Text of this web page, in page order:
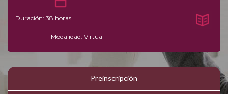
Duración: 38 horas.
Modalidad: Virtual
Preinscripción